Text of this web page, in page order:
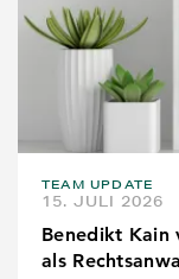
TEAM UPDATE
15. JULI 2026
Benedikt Kain
als